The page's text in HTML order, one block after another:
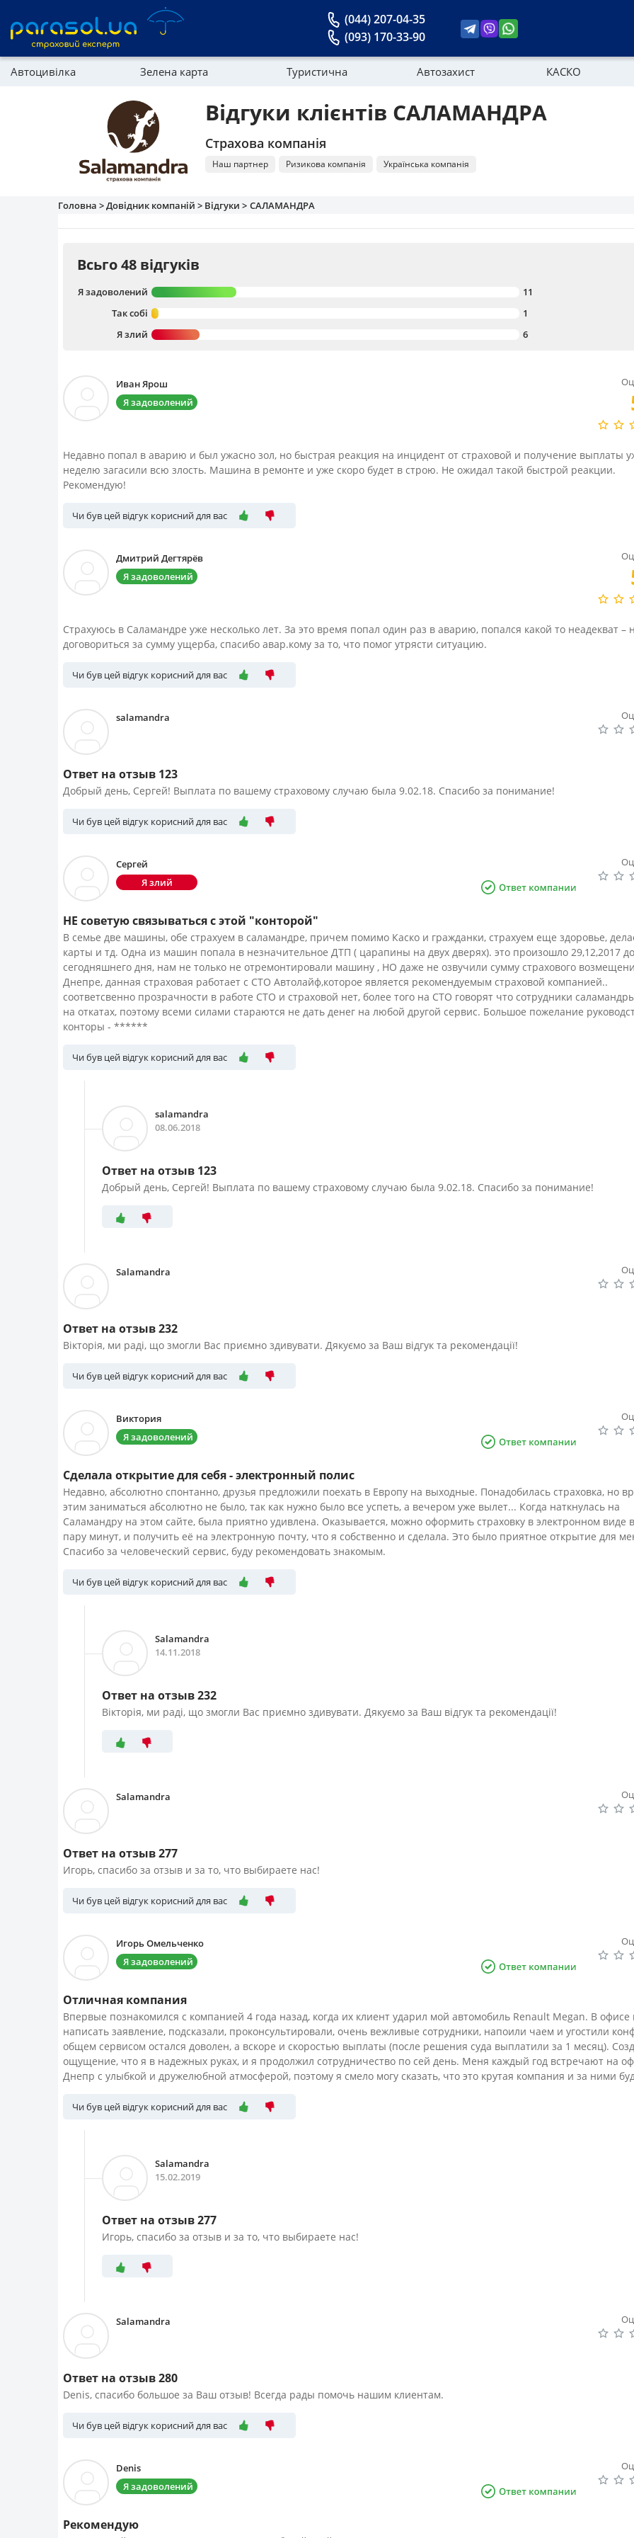
(044) 207-04-35
(093) 170-33-90
Автоцивілка Зелена карта Туристична Автозахист КАСКО
Реферальна програма
Довідник компаній
Партнерська програма
Відгуки клієнтів САЛАМАНДРА
Страхова компанія
Наш партнер Ризикова компанія Українська компанія
Головна >Довідник компаній > Відгуки > САЛАМАНДРА
Всьго 48 відгуків
Я задоволений
11
Так собі
1
Я злий
6
Иван Ярош
Я задоволений
Недавно попал в аварию и был ужасно зол, но быстрая реакция на инцидент от страховой и получение выплаты
неделю загасили всю злость. Машина в ремонте и уже скоро будет в строю. Не ожидал такой быстрой реакции.
Рекомендую!
Чи був цей відгук корисний для вас
Дмитрий Дегтярёв
Я задоволений
Страхуюсь в Саламандре уже несколько лет. За это время попал один раз в аварию, попался какой то неадекват –
договориться за сумму ущерба, спасибо авар.кому за то, что помог утрясти ситуацию.
Чи був цей відгук корисний для вас
salamandra
Ответ на отзыв 123
Добрый день, Сергей! Выплата по вашему страховому случаю была 9.02.18. Спасибо за понимание!
Чи був цей відгук корисний для вас
Сергей
Я злий
НЕ советую связываться с этой "конторой"
В семье две машины, обе страхуем в саламандре, причем помимо Каско и гражданки, страхуем еще здоровье,
карты и тд. Одна из машин попала в незначительное ДТП ( царапины на двух дверях). это произошло 29,12,2017 до
сегодняшнего дня, нам не только не отремонтировали машину , НО даже не озвучили сумму страхового
Днепре, данная страховая работает с СТО Автолайф,которое является рекомендуемым страховой компанией..
соответсвенно прозрачности в работе СТО и страховой нет, более того на СТО говорят что сотрудники
на откатах, поэтому всеми силами стараются не дать денег на любой другой сервис. Большое пожелание
конторы - ******
Чи був цей відгук корисний для вас
salamandra
08.06.2018
Ответ на отзыв 123
Добрый день, Сергей! Выплата по вашему страховому случаю была 9.02.18. Спасибо за понимание!
Salamandra
Ответ на отзыв 232
Вікторія, ми раді, що змогли Вас приємно здивувати. Дякуємо за Ваш відгук та рекомендації!
Чи був цей відгук корисний для вас
Виктория
Я задоволений
Сделала открытие для себя - электронный полис
Недавно, абсолютно спонтанно, друзья предложили поехать в Европу на выходные. Понадобилась страховка, но
этим заниматься абсолютно не было, так как нужно было все успеть, а вечером уже вылет... Когда наткнулась на
Саламандру на этом сайте, была приятно удивлена. Оказывается, можно оформить страховку в электронном виде
пару минут, и получить её на электронную почту, что я собственно и сделала. Это было приятное открытие для
Спасибо за человеческий сервис, буду рекомендовать знакомым.
Чи був цей відгук корисний для вас
Salamandra
14.11.2018
Ответ на отзыв 232
Вікторія, ми раді, що змогли Вас приємно здивувати. Дякуємо за Ваш відгук та рекомендації!
Salamandra
Ответ на отзыв 277
Игорь, спасибо за отзыв и за то, что выбираете нас!
Чи був цей відгук корисний для вас
Игорь Омельченко
Я задоволений
Отличная компания
Впервые познакомился с компанией 4 года назад, когда их клиент ударил мой автомобиль Renault Megan. В офисе
написать заявление, подсказали, проконсультировали, очень вежливые сотрудники, напоили чаем и угостили
общем сервисом остался доволен, а вскоре и скоростью выплаты (после решения суда выплатили за 1 месяц).
ощущение, что я в надежных руках, и я продолжил сотрудничество по сей день. Меня каждый год встречают на
Днепр с улыбкой и дружелюбной атмосферой, поэтому я смело могу сказать, что это крутая компания и за ними
Чи був цей відгук корисний для вас
Salamandra
15.02.2019
Ответ на отзыв 277
Игорь, спасибо за отзыв и за то, что выбираете нас!
Salamandra
Ответ на отзыв 280
Denis, спасибо большое за Ваш отзыв! Всегда рады помочь нашим клиентам.
Чи був цей відгук корисний для вас
Denis
Я задоволений
Рекомендую